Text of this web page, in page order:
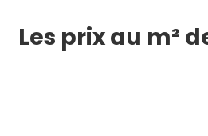
Les prix au m²